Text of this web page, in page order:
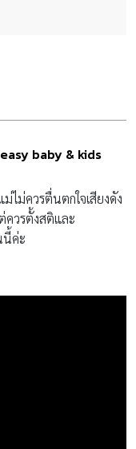
baby & kids
ไม่ควรตื่นตกใจเสียงดัง
ควรตั้งสติและ
ค่ะ